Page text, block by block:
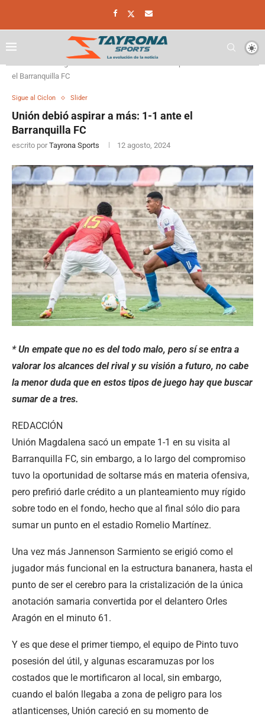
el Barranquilla FC
Sigue al Ciclon Slider
Unión debió aspirar a más: 1-1 ante el
Barranquilla FC
escrito por Tayrona Sports 12 agosto, 2024
* Un empate que no es del todo malo, pero sí se entra a
valorar los alcances del rival y su visión a futuro, no cabe
la menor duda que en estos tipos de juego hay que buscar
sumar de a tres.
REDACCIÓN
Unión Magdalena sacó un empate 1-1 en su visita al
Barranquilla FC, sin embargo, a lo largo del compromiso
tuvo la oportunidad de soltarse más en materia ofensiva,
pero prefirió darle crédito a un planteamiento muy rígido
sobre todo en el fondo, hecho que al final sólo dio para
sumar un punto en el estadio Romelio Martínez.
Una vez más Jannenson Sarmiento se erigió como el
jugador más funcional en la estructura bananera, hasta el
punto de ser el cerebro para la cristalización de la única
anotación samaria convertida por el delantero Orles
Aragón en el minuto 61.
Y es que dese el primer tiempo, el equipo de Pinto tuvo
posesión del útil, y algunas escaramuzas por los
costados que le mortificaron al local, sin embargo,
cuando el balón llegaba a zona de peligro para los
atlanticenses, Unión careció en su momento de